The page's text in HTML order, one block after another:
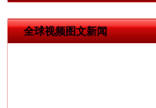
全球视频图文新闻